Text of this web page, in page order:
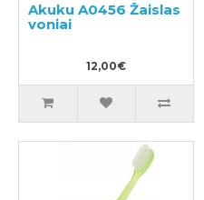
Akuku A0456 Žaislas
voniai
12,00€